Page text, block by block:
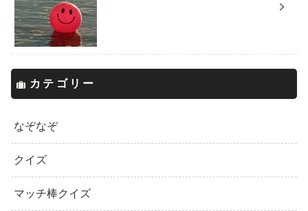
カテゴリー
なぞなぞ
クイズ
マッチ棒クイズ